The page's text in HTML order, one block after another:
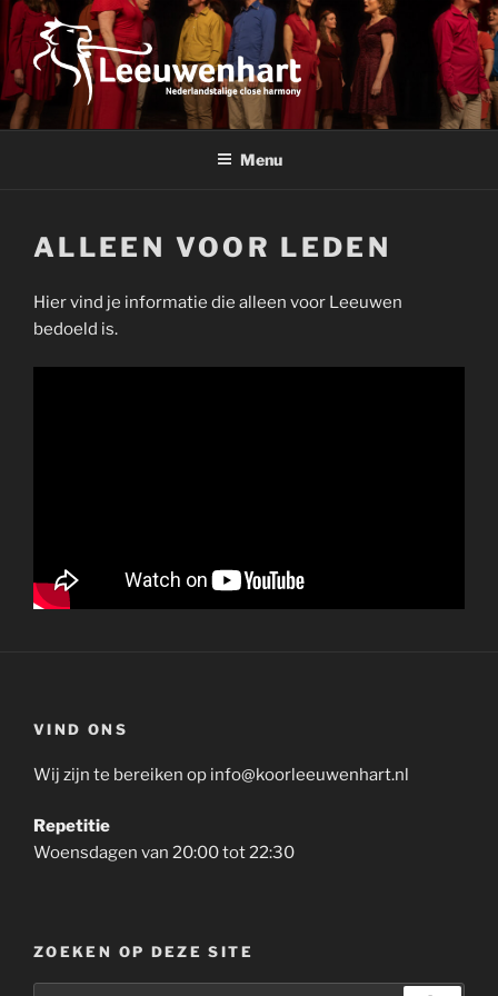
Ga
naar
de
inhoud
LEEUWENHART
Nederlandstalige close harmony
Menu
ALLEEN VOOR LEDEN
Hier vind je informatie die alleen voor Leeuwen
bedoeld is.
VIND ONS
Wij zijn te bereiken op info@koorleeuwenhart.nl
Repetitie
Woensdagen van 20:00 tot 22:30
ZOEKEN OP DEZE SITE